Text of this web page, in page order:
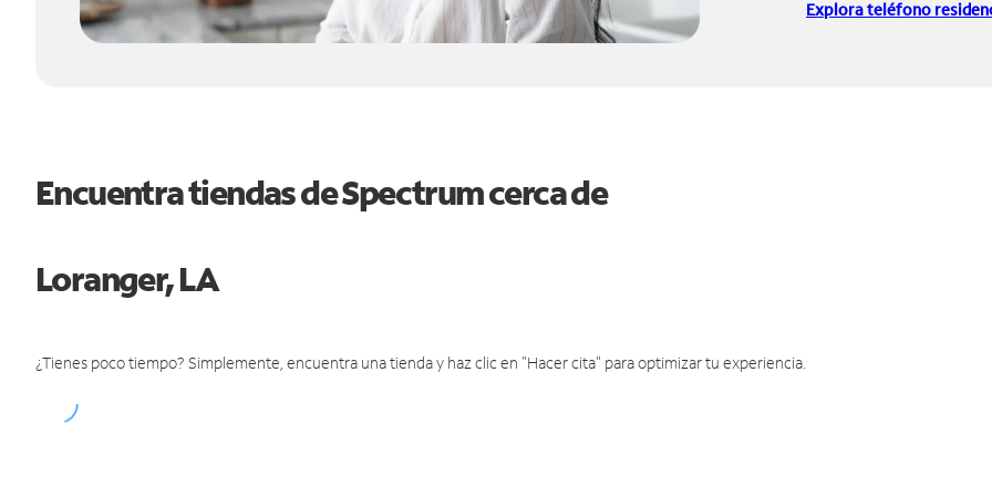
Explora teléfono
Encuentra tiendas de Spectrum cerca de
Loranger, LA
¿Tienes poco tiempo? Simplemente, encuentra una tienda y haz clic en "Hacer cita" para optimizar tu experiencia.